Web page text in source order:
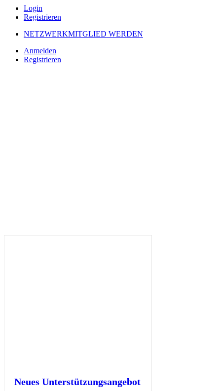
Login
Registrieren
NETZWERKMITGLIED WERDEN
Anmelden
Registrieren
Neues Unterstützungsangebot